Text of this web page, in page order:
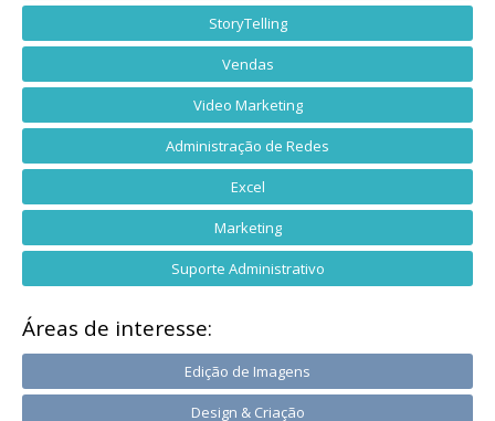
StoryTelling
Vendas
Video Marketing
Administração de Redes
Excel
Marketing
Suporte Administrativo
Áreas de interesse:
Edição de Imagens
Design & Criação